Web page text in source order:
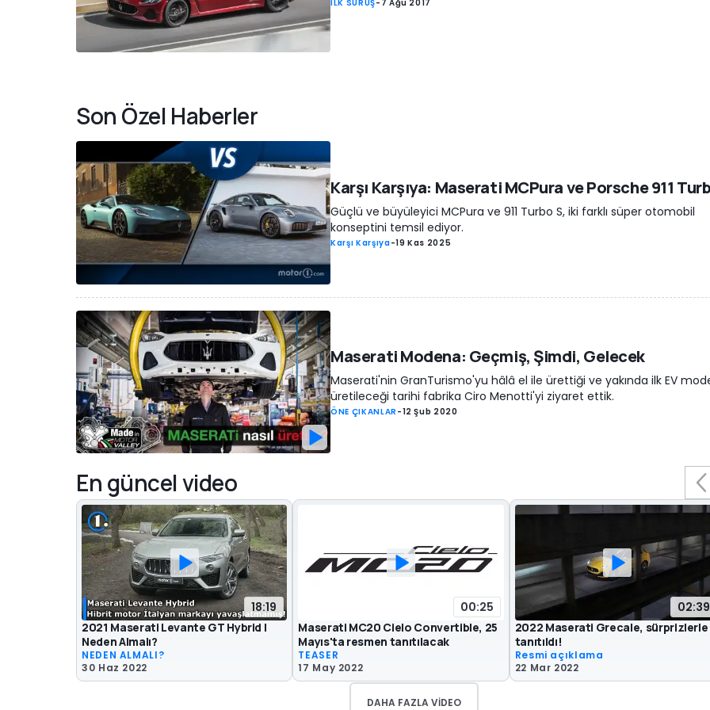
İLK SÜRÜŞ- 7 Ağu 2017
Son Özel Haberler
Karşı Karşıya: Maserati MCPura ve Porsche 911
Güçlü ve büyüleyici MCPura ve 911 Turbo S, iki farklı süper otomobil
konseptini temsil ediyor.
Karşı Karşıya-19 Kas 2025
Maserati Modena: Geçmiş, Şimdi, Gelecek
Maserati'nin GranTurismo'yu hâlâ el ile ürettiği ve yakında ilk EV
üretileceği tarihi fabrika Ciro Menotti'yi ziyaret ettik.
ÖNE ÇIKANLAR -12 Şub 2020
En güncel video
18:19
2021 Maserati Levante GT Hybrid |
Neden Almalı?
NEDEN ALMALI?
30 Haz 2022
00:25
Maserati MC20 Cielo Convertible, 25
Mayıs'ta resmen tanıtılacak
TEASER
17 May 2022
02:39
2022 Maserati Grecale, sürprizlerle
tanıtıldı!
Resmi açıklama
22 Mar 2022
DAHA FAZLA VIDEO